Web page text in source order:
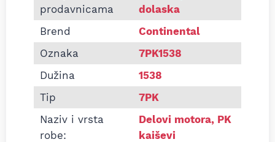
prodavnicama
dolaska
Brend
Continental
Oznaka
7PK1538
Dužina
1538
Tip
7PK
Naziv i vrsta
robe:
Delovi motora, PK
kaiševi